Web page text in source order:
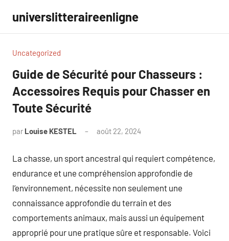
contenu
universlitteraireenligne
Uncategorized
Guide de Sécurité pour Chasseurs :
Accessoires Requis pour Chasser en
Toute Sécurité
par Louise KESTEL août 22, 2024
La chasse, un sport ancestral qui requiert compétence,
endurance et une compréhension approfondie de
l’environnement, nécessite non seulement une
connaissance approfondie du terrain et des
comportements animaux, mais aussi un équipement
approprié pour une pratique sûre et responsable. Voici